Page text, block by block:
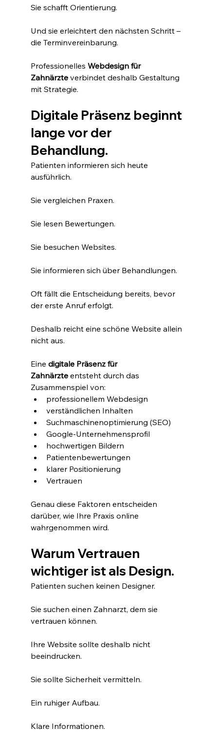
Sie schafft Orientierung.
Und sie erleichtert den nächsten Schritt –
die Terminvereinbarung.
Professionelles Webdesign für
Zahnärzte verbindet deshalb Gestaltung
mit Strategie.
Digitale Präsenz beginnt
lange vor der
Behandlung.
Patienten informieren sich heute
ausführlich.
Sie vergleichen Praxen.
Sie lesen Bewertungen.
Sie besuchen Websites.
Sie informieren sich über Behandlungen.
Oft fällt die Entscheidung bereits, bevor
der erste Anruf erfolgt.
Deshalb reicht eine schöne Website allein
nicht aus.
Eine digitale Präsenz für
Zahnärzte entsteht durch das
Zusammenspiel von:
professionellem Webdesign
verständlichen Inhalten
Suchmaschinenoptimierung (SEO)
Google-Unternehmensprofil
hochwertigen Bildern
Patientenbewertungen
klarer Positionierung
Vertrauen
Genau diese Faktoren entscheiden
darüber, wie Ihre Praxis online
wahrgenommen wird.
Warum Vertrauen
wichtiger ist als Design.
Patienten suchen keinen Designer.
Sie suchen einen Zahnarzt, dem sie
vertrauen können.
Ihre Website sollte deshalb nicht
beeindrucken.
Sie sollte Sicherheit vermitteln.
Ein ruhiger Aufbau.
Klare Informationen.